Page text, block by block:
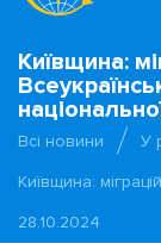
Київщина:
Всі новини
У
Київщина:
28.10.2024